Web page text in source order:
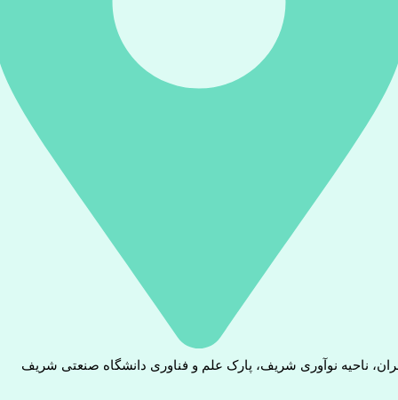
ناحیه نوآوری شریف، پارک علم و فناوری دانشگاه صنعتی شریف